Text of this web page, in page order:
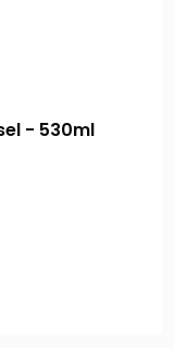
- 530ml